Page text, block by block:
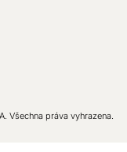
Všechna práva vyhrazena.